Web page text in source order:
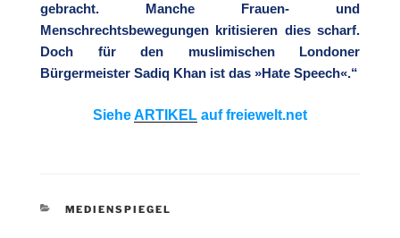
gebracht. Manche Frauen- und
Menschrechtsbewegungen kritisieren dies scharf.
Doch für den muslimischen Londoner
Bürgermeister Sadiq Khan ist das »Hate Speech«.“
SieheARTIKEL auf freiewelt.net
KATEGORIEN
MEDIENSPIEGEL